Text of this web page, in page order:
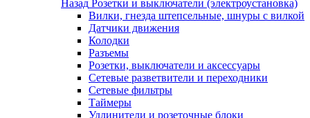
Назад Розетки и выключатели (электроустановка)
Вилки, гнезда штепсельные, шнуры с вилкой
Датчики движения
Колодки
Разъемы
Розетки, выключатели и аксессуары
Сетевые разветвители и переходники
Сетевые фильтры
Таймеры
Удлинители и розеточные блоки